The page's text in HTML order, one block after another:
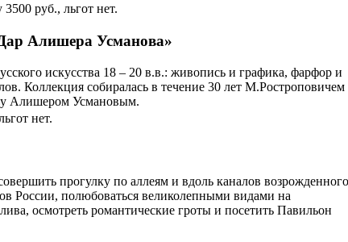
руб., льгот нет.
Алишера Усманова»
искусства 18 – 20 в.в.: живопись и графика, фарфор и
Коллекция собиралась в течение 30 лет М.Ростроповичем
Алишером Усмановым.
нет.
прогулку по аллеям и вдоль каналов возрожденного
России, полюбоваться великолепными видами на
осмотреть романтические гроты и посетить Павильон